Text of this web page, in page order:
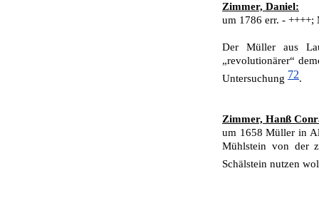
Zimmer, Daniel:
um 1786 err. -
Der Müller aus
„revolutionärer“
Untersuchung 72.
Zimmer, Hanß
um 1658 Müller in
Mühlstein von der
Schälstein nutzen